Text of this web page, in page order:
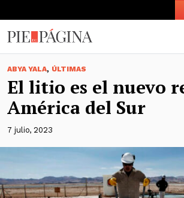
ABYA YALA, ÚLTIMAS
El litio es el nuevo
América del Sur
7 julio, 2023